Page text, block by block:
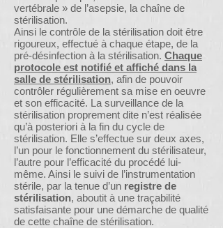
vertébrale » de l’asepsie, la chaîne de
stérilisation.
Ainsi le contrôle de la stérilisation doit être
rigoureux, effectué à chaque étape, de la
pré-désinfection à la stérilisation. Chaque
protocole est notifié et affiché dans la
salle de stérilisation, afin de pouvoir
contrôler régulièrement sa mise en oeuvre
et son efficacité. La surveillance de la
stérilisation proprement dite n’est réalisée
qu’à posteriori à la fin du cycle de
stérilisation. Elle s’effectue sur deux axes,
l’un pour le fonctionnement du stérilisateur,
l’autre pour l’efficacité du procédé lui-
même. Ainsi le suivi de l’instrumentation
stérile, par la tenue d’un registre de
stérilisation, aboutit à une traçabilité
satisfaisante pour une démarche de qualité
de cette chaîne de stérilisation.